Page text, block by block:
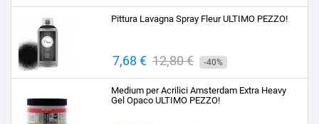
base
Pittura Lavagna Spray Fleur ULTIMO PEZZO!
Prezzo
7,68 € Prezzo
base
12,80 € -40%
Medium per Acrilici Amsterdam Extra Heavy
Gel Opaco ULTIMO PEZZO!